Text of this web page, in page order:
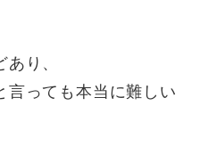
り、
言っても本当に難しい